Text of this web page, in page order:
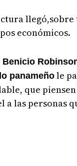
económicos.
panameñole
que
a las personas